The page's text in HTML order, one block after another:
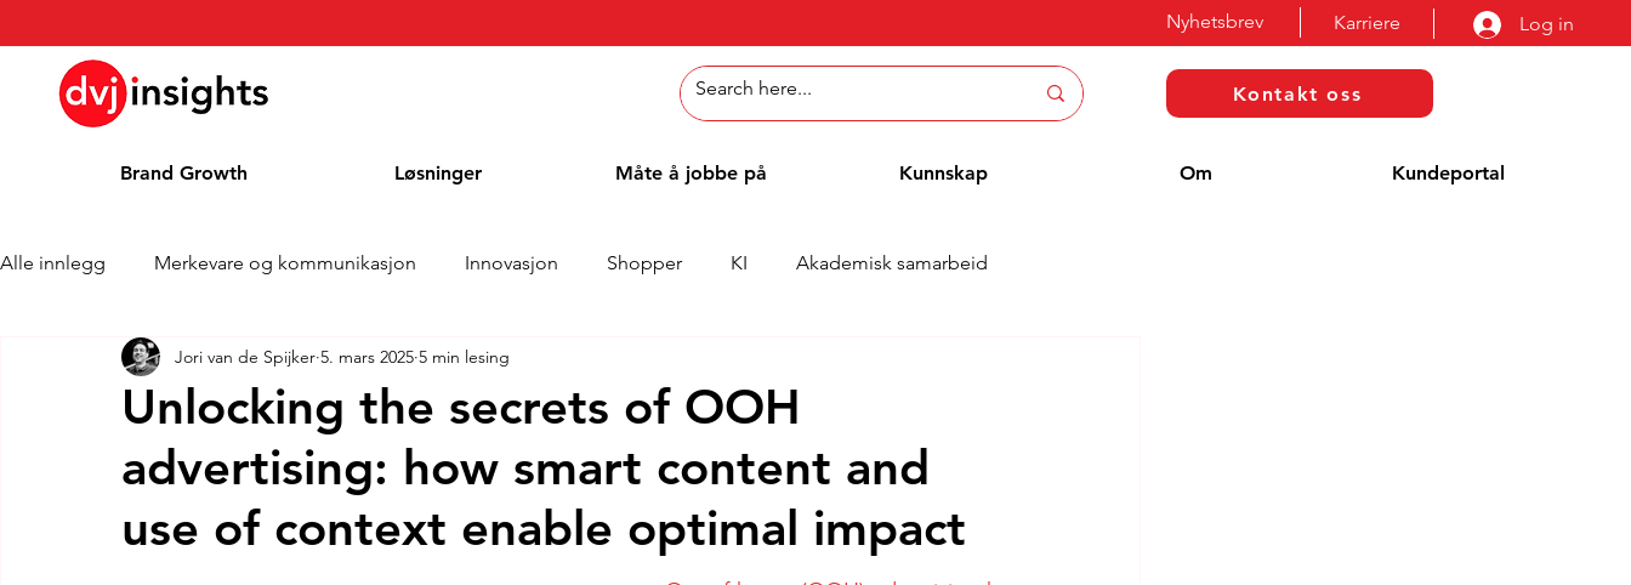
Karriere Log in
Nyhetsbrev
Kontakt oss
Brand Growth Løsninger Måte å jobbe på Kunnskap Om Kundeportal
Alle innlegg Merkevare og kommunikasjon Innovasjon Shopper KI Akademisk samarbeid
Merkevekstintervju Pressemelding Nyheter
Blog Priser
Unlocking the secrets of OOH
advertising: how smart content and
use of context enable optimal impact
Jori van de Spijker 5. mars 2025 5 min lesing